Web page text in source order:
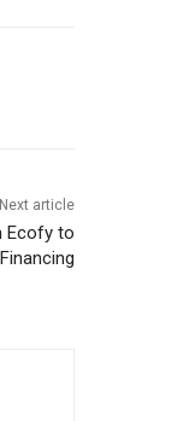
Next article
Ecofy to